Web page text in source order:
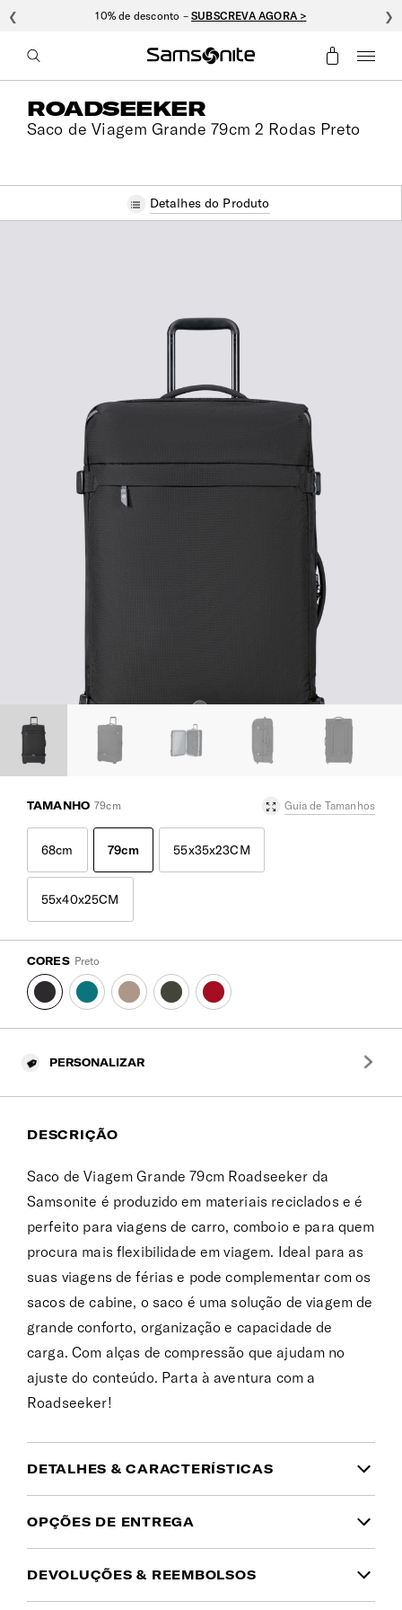
10% de desconto –SUBSCREVA AGORA >
❮ ❯
ROADSEEKER
Saco de Viagem Grande 79cm 2 Rodas Preto
Detalhes do Produto
TAMANHO 79cm Guia de Tamanhos
68cm 79cm 55x35x23CM
55x40x25CM
CORES Preto
PERSONALIZAR
DESCRIÇÃO
Saco de Viagem Grande 79cm Roadseeker da
Samsonite é produzido em materiais reciclados e é
perfeito para viagens de carro, comboio e para quem
procura mais flexibilidade em viagem. Ideal para as
suas viagens de férias e pode complementar com os
sacos de cabine, o saco é uma solução de viagem de
grande conforto, organização e capacidade de
carga. Com alças de compressão que ajudam no
ajuste do conteúdo. Parta à aventura com a
Roadseeker!
DETALHES & CARACTERÍSTICAS
INFORMAÇÃO DO PRODUTO
Garantia
OPÇÕES DE ENTREGA
Domicílio
DEVOLUÇÕES & REEMBOLSOS